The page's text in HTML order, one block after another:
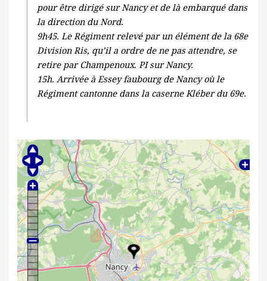
pour être dirigé sur Nancy et de là embarqué dans
la direction du Nord.
9h45. Le Régiment relevé par un élément de la 68e
Division Ris, qu’il a ordre de ne pas attendre, se
retire par Champenoux. PI sur Nancy.
15h. Arrivée à Essey faubourg de Nancy où le
Régiment cantonne dans la caserne Kléber du 69e.